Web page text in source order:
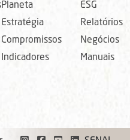
Planeta
Estratégia
Compromissos
Indicadores
ESG
Relatórios
Negócios
Manuais